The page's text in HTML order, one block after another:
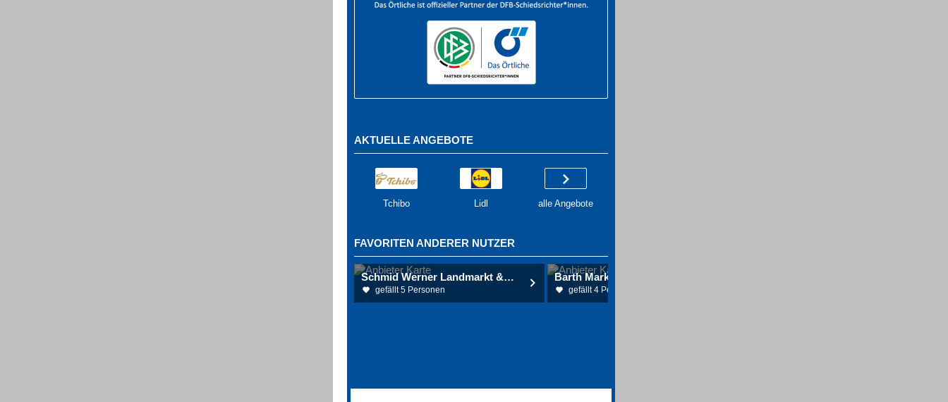
AKTUELLE ANGEBOTE
Tchibo Lidl alle Angebote
FAVORITEN ANDERER NUTZER
Schmid Werner Landmarkt & Vesperstube
gefällt 5 Personen gefällt 4 Personen